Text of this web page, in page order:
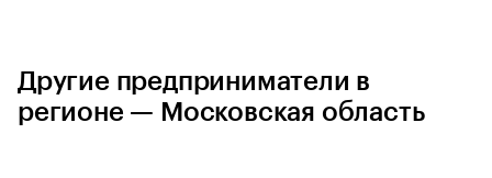
Другие предприниматели в
регионе — Московская область